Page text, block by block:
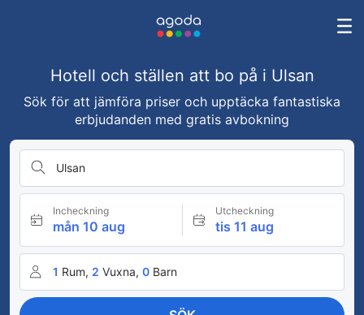
Hotell och ställen att bo på i Ulsan
Sök för att jämföra priser och upptäcka fantastiska
erbjudanden med gratis avbokning
Ulsan
Incheckning
mån 10 aug
Utcheckning
tis 11 aug
1 Rum, 2 Vuxna, 0 Barn